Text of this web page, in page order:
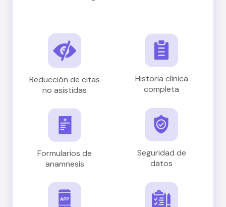
Reducción de citas
no asistidas
Historia clínica
completa
Formularios de
anamnesis
Seguridad de
datos